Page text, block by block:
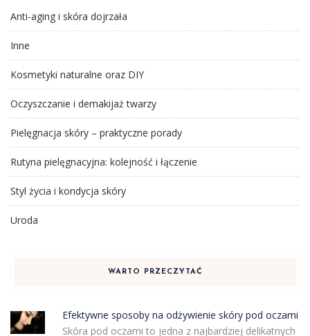
Anti-aging i skóra dojrzała
Inne
Kosmetyki naturalne oraz DIY
Oczyszczanie i demakijaż twarzy
Pielęgnacja skóry – praktyczne porady
Rutyna pielęgnacyjna: kolejność i łączenie
Styl życia i kondycja skóry
Uroda
WARTO PRZECZYTAĆ
Efektywne sposoby na odżywienie skóry pod oczami
Skóra pod oczami to jedna z najbardziej delikatnych